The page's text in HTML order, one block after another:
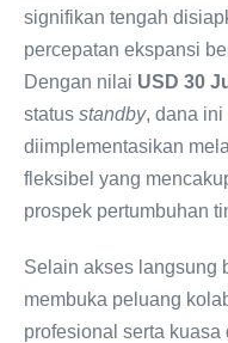
signifikan tengah
percepatan ekspansi
Dengan nilai USD 30
status standby, dana ini
diimplementasikan
fleksibel yang
prospek pertumbuhan
Selain akses langsung
membuka peluang
profesional serta